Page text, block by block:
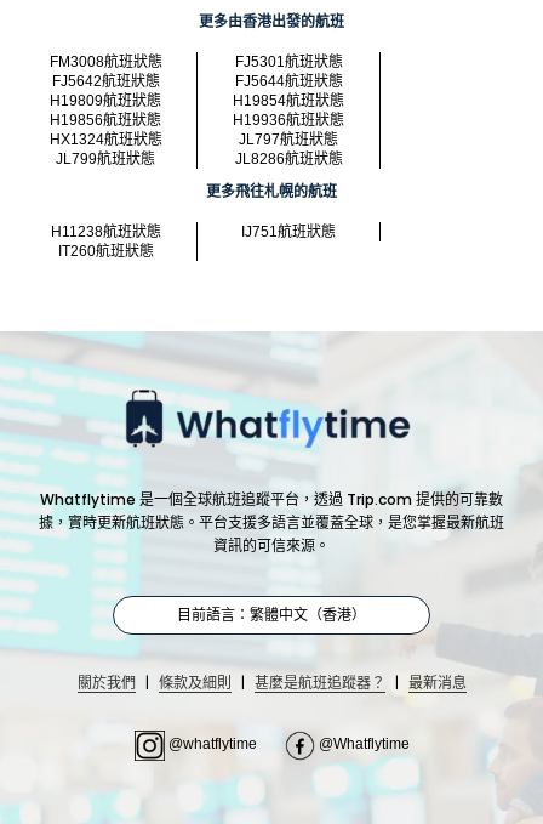
更多由香港出發的航班
FM3008航班狀態
FJ5301航班狀態
FJ5642航班狀態
FJ5644航班狀態
H19809航班狀態
H19854航班狀態
H19856航班狀態
H19936航班狀態
HX1324航班狀態
JL797航班狀態
JL799航班狀態
JL8286航班狀態
更多飛往札幌的航班
H11238航班狀態
IJ751航班狀態
IT260航班狀態
Whatflytime 是一個全球航班追蹤平台，透過 Trip.com 提供的可靠數
據，實時更新航班狀態。平台支援多語言並覆蓋全球，是您掌握最新航班
資訊的可信來源。
目前語言：繁體中文（香港）
關於我們 | 條款及細則 | 甚麼是航班追蹤器？ | 最新消息
@whatflytime @Whatflytime